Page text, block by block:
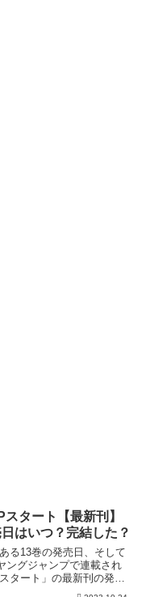
スタート【最新刊】
はいつ？完結した？
る13巻の発売日、そして
ングジャンプで連載され
タート」の最新刊の発売